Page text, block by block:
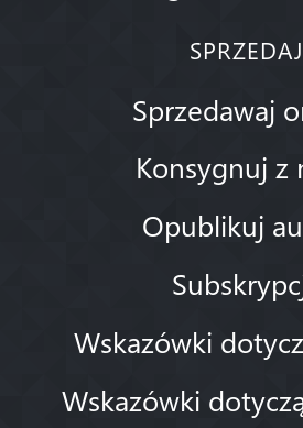
SPRZEDAJ
Sprzedawaj
Konsygnuj z
Opublikuj
Wskazówki
Wskazówki